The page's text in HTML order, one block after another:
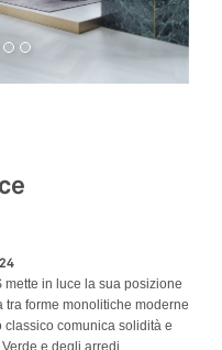
mette in luce la sua posizione
forme monolitiche moderne
comunica solidità e
e degli arredi